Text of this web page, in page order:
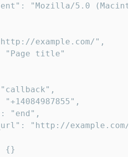
"Mozilla/5.0
example.com/",
"Page title"
"+14084987855",
"end",
"http://
{}